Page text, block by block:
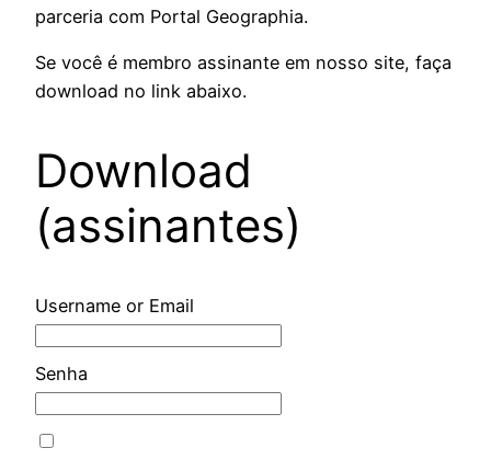
parceria com Portal Geographia.
Se você é membro assinante em nosso site, faça
download no link abaixo.
Download
(assinantes)
Username or Email
Senha